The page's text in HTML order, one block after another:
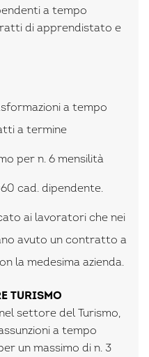
a tempo
di apprendistato e
a tempo
a termine
per n. 6 mensilità
cad. dipendente.
ai lavoratori che nei
avuto un contratto a
la medesima azienda.
TURISMO
settore del Turismo,
a tempo
un massimo di n. 3